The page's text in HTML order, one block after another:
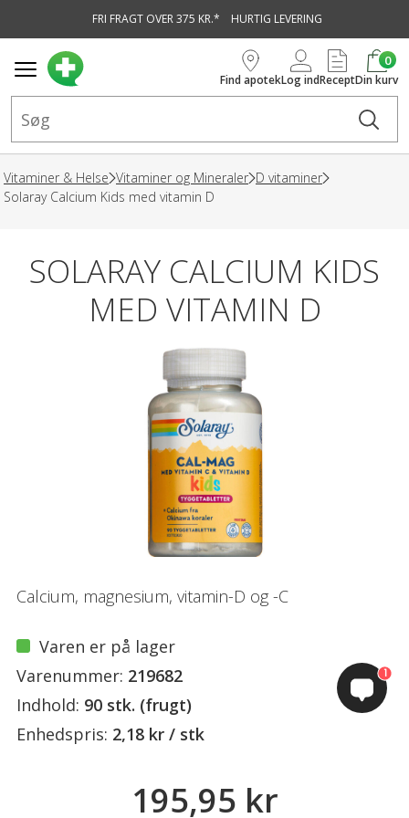
FRI FRAGT OVER 375 KR.* HURTIG LEVERING
Find apotekLog indRecept
0
Din kurv
Vitaminer & Helse Vitaminer og Mineraler D vitaminer
Solaray Calcium Kids med vitamin D
SOLARAY CALCIUM KIDS
MED VITAMIN D
Calcium, magnesium, vitamin-D og -C
Varen er på lager
Varenummer: 219682
Indhold: 90 stk. (frugt)
Enhedspris: 2,18 kr / stk
195,95 kr
1